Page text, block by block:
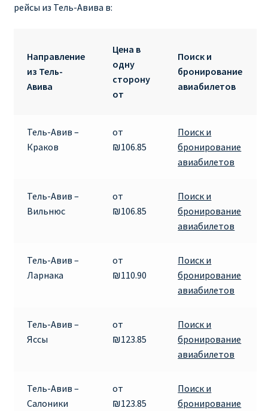
Ryanair изменения
Ryanair изменить фамилию
RYANAIR ИТАЛИЯ
Ryanair направления, акции
Ryanair ошибка в фамилии, имени
RYANAIR ПОДГОРИЦА, ЧЕРНОГОРИЯ
RYANAIR ПОРТУГАЛИЯ
рейсы из Тель-Авива в:
Направление
из Тель-
Авива
Цена в
одну
сторону
от
Поиск и
бронирование
авиабилетов
Тель-Авив –
Краков
от
₪106.85
Поиск и
бронирование
авиабилетов
Тель-Авив –
Вильнюс
от
₪106.85
Поиск и
бронирование
авиабилетов
Тель-Авив –
Ларнака
от
₪110.90
Поиск и
бронирование
авиабилетов
Тель-Авив –
Яссы
от
₪123.85
Поиск и
бронирование
авиабилетов
Тель-Авив –
Салоники
от
₪123.85
Поиск и
бронирование